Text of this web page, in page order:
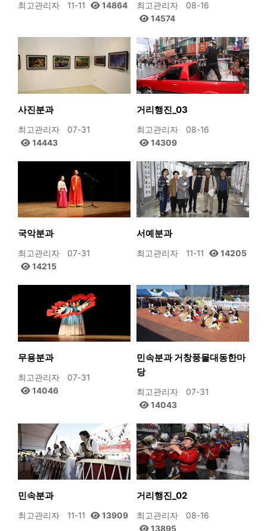
최고관리자 11-11 14864 최고관리자
08-16
14574
사진분과
최고관리자
07-31
14443
거리행진_03
최고관리자
08-16
14309
국악분과
최고관리자
07-31
14215
서예분과
최고관리자 11-11 14205
무용분과
최고관리자
07-31
14046
민속분과 거창풍물대동한마
당
최고관리자
07-31
14043
민속분과
최고관리자 11-11 13909
거리행진_02
최고관리자
08-16
13895